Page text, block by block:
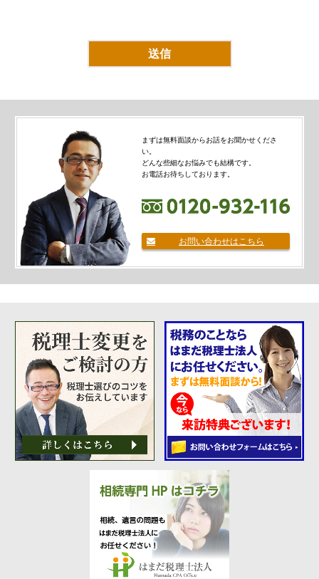
まずは無料面談からお話をお聞かせくださ
い。
どんな些細なお悩みでも結構です。
お電話お待ちしております。
お問い合わせはこちら